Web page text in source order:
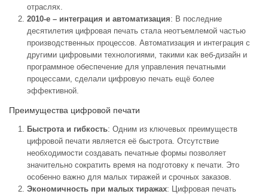
отраслях.
2010-е – интеграция и автоматизация: В последние
десятилетия цифровая печать стала неотъемлемой частью
производственных процессов. Автоматизация и интеграция с
другими цифровыми технологиями, такими как веб-дизайн и
программное обеспечение для управления печатными
процессами, сделали цифровую печать ещё более
эффективной.
Преимущества цифровой печати
Быстрота и гибкость: Одним из ключевых преимуществ
цифровой печати является её быстрота. Отсутствие
необходимости создавать печатные формы позволяет
значительно сократить время на подготовку к печати. Это
особенно важно для малых тиражей и срочных заказов.
Экономичность при малых тиражах: Цифровая печать